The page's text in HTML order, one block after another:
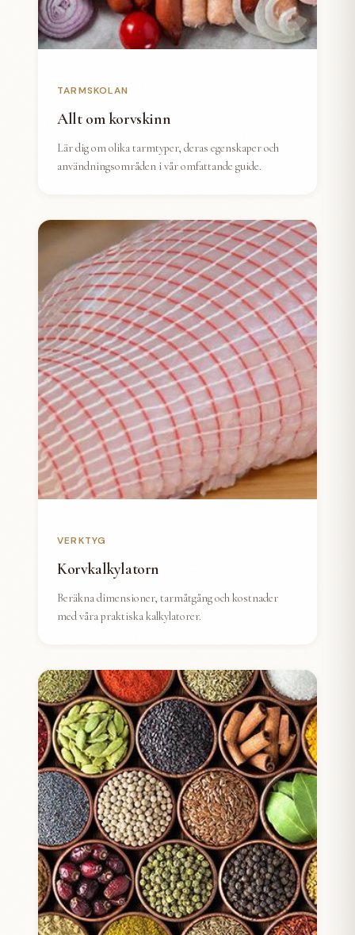
TARMSKOLAN
Allt om korvskinn
Lär dig om olika tarmtyper, deras egenskaper och
användningsområden i vår omfattande guide.
VERKTYG
Korvkalkylatorn
Beräkna dimensioner, tarmåtgång och kostnader
med våra praktiska kalkylatorer.